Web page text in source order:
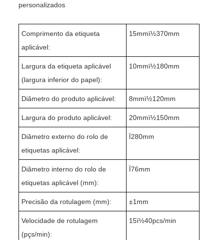
personalizados
Comprimento da etiqueta
aplicável:
15mmï½370mm
Largura da etiqueta aplicável
(largura inferior do papel):
10mmï½180mm
Diâmetro do produto aplicável: 8mmï½120mm
Largura do produto aplicável: 20mmï½150mm
Diâmetro externo do rolo de
etiquetas aplicável:
Ï280mm
Diâmetro interno do rolo de
etiquetas aplicável (mm):
Ï76mm
Precisão da rotulagem (mm): ±1mm
Velocidade de rotulagem
(pçs/min):
15ï½40pcs/min